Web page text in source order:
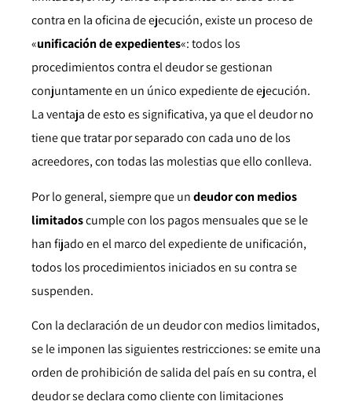
contra en la oficina de ejecución, existe un proceso de
«unificación de expedientes«: todos los
procedimientos contra el deudor se gestionan
conjuntamente en un único expediente de ejecución.
La ventaja de esto es significativa, ya que el deudor no
tiene que tratar por separado con cada uno de los
acreedores, con todas las molestias que ello conlleva.
Por lo general, siempre que undeudor con medios
limitadoscumple con los pagos mensuales que se le
han fijado en el marco del expediente de unificación,
todos los procedimientos iniciados en su contra se
suspenden.
Con la declaración de un deudor con medios limitados,
se le imponen las siguientes restricciones: se emite una
orden de prohibición de salida del país en su contra, el
deudor se declara como cliente con limitaciones